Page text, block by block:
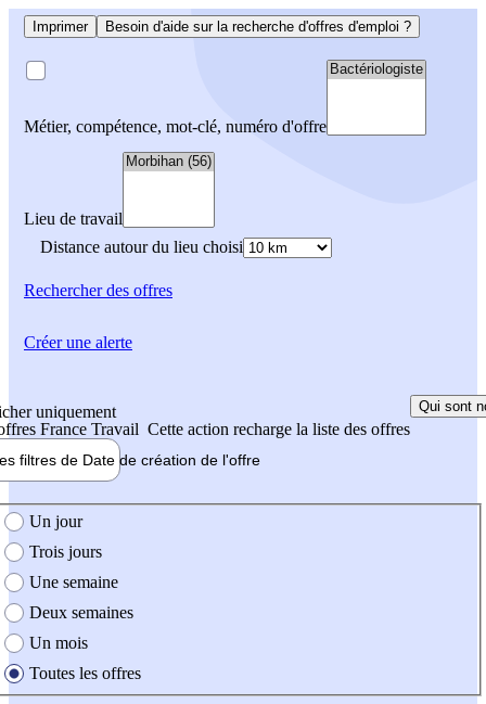
Imprimer Besoin d'aide sur la recherche d'offres d'emploi ?
Métier, compétence, mot-clé, numéro d'offre
Lieu de travail
Distance autour du lieu choisi
Rechercherdes offres
uniquement
France Travail Cette action recharge la liste des offres
Qui sont
filtres de Date de création de l'offre
création de l'offre
Un jour
Trois jours
Une semaine
Deux semaines
Un mois
Toutes les offres
Créer une alerte